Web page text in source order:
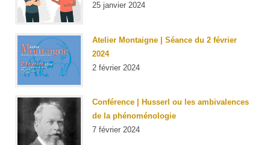
25 janvier 2024
Atelier Montaigne | Séance du 2 février
2024
2 février 2024
Conférence | Husserl ou les ambivalences
de la phénoménologie
7 février 2024